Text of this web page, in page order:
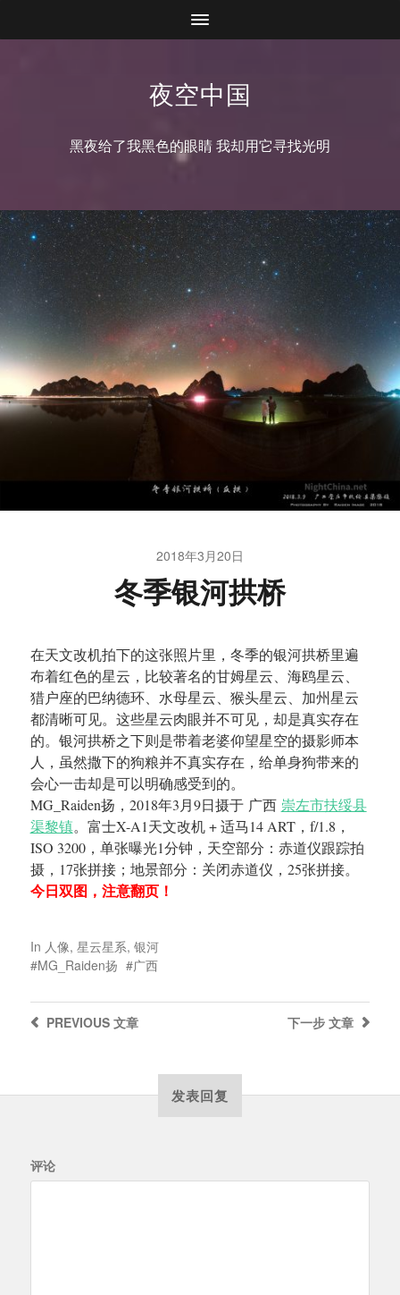
夜空中国
黑夜给了我黑色的眼睛 我却用它寻找光明
2018年3月20日
冬季银河拱桥
在天文改机拍下的这张照片里，冬季的银河拱桥里遍
布着红色的星云，比较著名的甘姆星云、海鸥星云、
猎户座的巴纳德环、水母星云、猴头星云、加州星云
都清晰可见。这些星云肉眼并不可见，却是真实存在
的。银河拱桥之下则是带着老婆仰望星空的摄影师本
人，虽然撒下的狗粮并不真实存在，给单身狗带来的
会心一击却是可以明确感受到的。
MG_Raiden扬，2018年3月9日摄于 广西 崇左市扶绥县
渠黎镇。富士X-A1天文改机 + 适马14 ART，f/1.8，
ISO 3200，单张曝光1分钟，天空部分：赤道仪跟踪拍
摄，17张拼接；地景部分：关闭赤道仪，25张拼接。
今日双图，注意翻页！
In 人像, 星云星系, 银河
MG_Raiden扬
广西
下一步 文章
PREVIOUS文章
发表回复
评论